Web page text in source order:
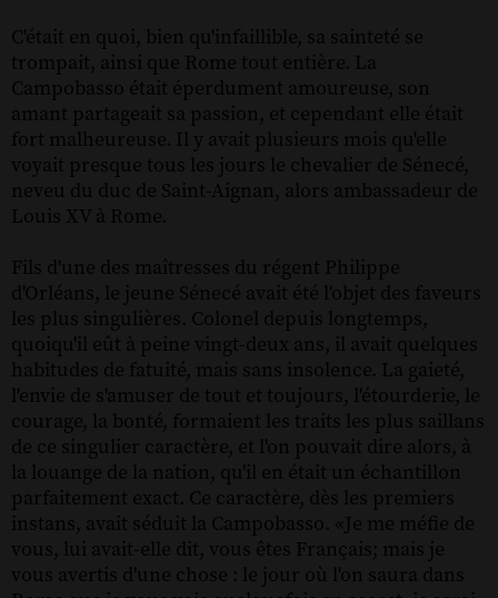
C'était en quoi, bien qu'infaillible, sa sainteté se
trompait, ainsi que Rome tout entière. La
Campobasso était éperdument amoureuse, son
amant partageait sa passion, et cependant elle était
fort malheureuse. Il y avait plusieurs mois qu'elle
voyait presque tous les jours le chevalier de Sénecé,
neveu du duc de Saint-Aignan, alors ambassadeur de
Louis XV à Rome.
Fils d'une des maîtresses du régent Philippe
d'Orléans, le jeune Sénecé avait été l'objet des faveurs
les plus singulières. Colonel depuis longtemps,
quoiqu'il eût à peine vingt-deux ans, il avait quelques
habitudes de fatuité, mais sans insolence. La gaieté,
l'envie de s'amuser de tout et toujours, l'étourderie, le
courage, la bonté, formaient les traits les plus saillans
de ce singulier caractère, et l'on pouvait dire alors, à
la louange de la nation, qu'il en était un échantillon
parfaitement exact. Ce caractère, dès les premiers
instans, avait séduit la Campobasso. «Je me méfie de
vous, lui avait-elle dit, vous êtes Français; mais je
vous avertis d'une chose : le jour où l'on saura dans